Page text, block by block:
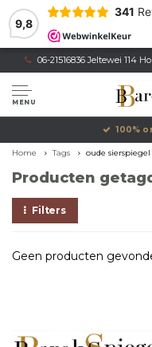
9,8
341
06-21516836 Jeltewei 114
MENU
100%
Home Tags oude sierspiegel
Producten
Filters
Geen producten